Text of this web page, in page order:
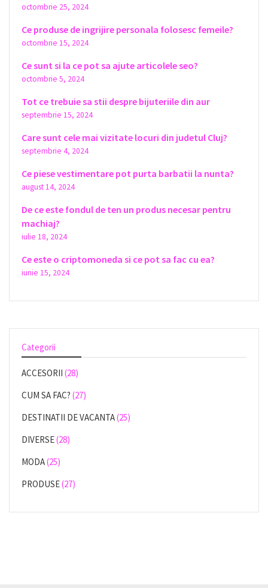
octombrie 25, 2024
Ce produse de ingrijire personala folosesc femeile?
octombrie 15, 2024
Ce sunt si la ce pot sa ajute articolele seo?
octombrie 5, 2024
Tot ce trebuie sa stii despre bijuteriile din aur
septembrie 15, 2024
Care sunt cele mai vizitate locuri din judetul Cluj?
septembrie 4, 2024
Ce piese vestimentare pot purta barbatii la nunta?
august 14, 2024
De ce este fondul de ten un produs necesar pentru
machiaj?
iulie 18, 2024
Ce este o criptomoneda si ce pot sa fac cu ea?
iunie 15, 2024
Categorii
ACCESORII (28)
CUM SA FAC? (27)
DESTINATII DE VACANTA(25)
DIVERSE(28)
MODA(25)
PRODUSE(27)